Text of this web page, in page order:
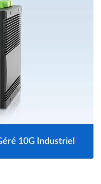
10G Industriel